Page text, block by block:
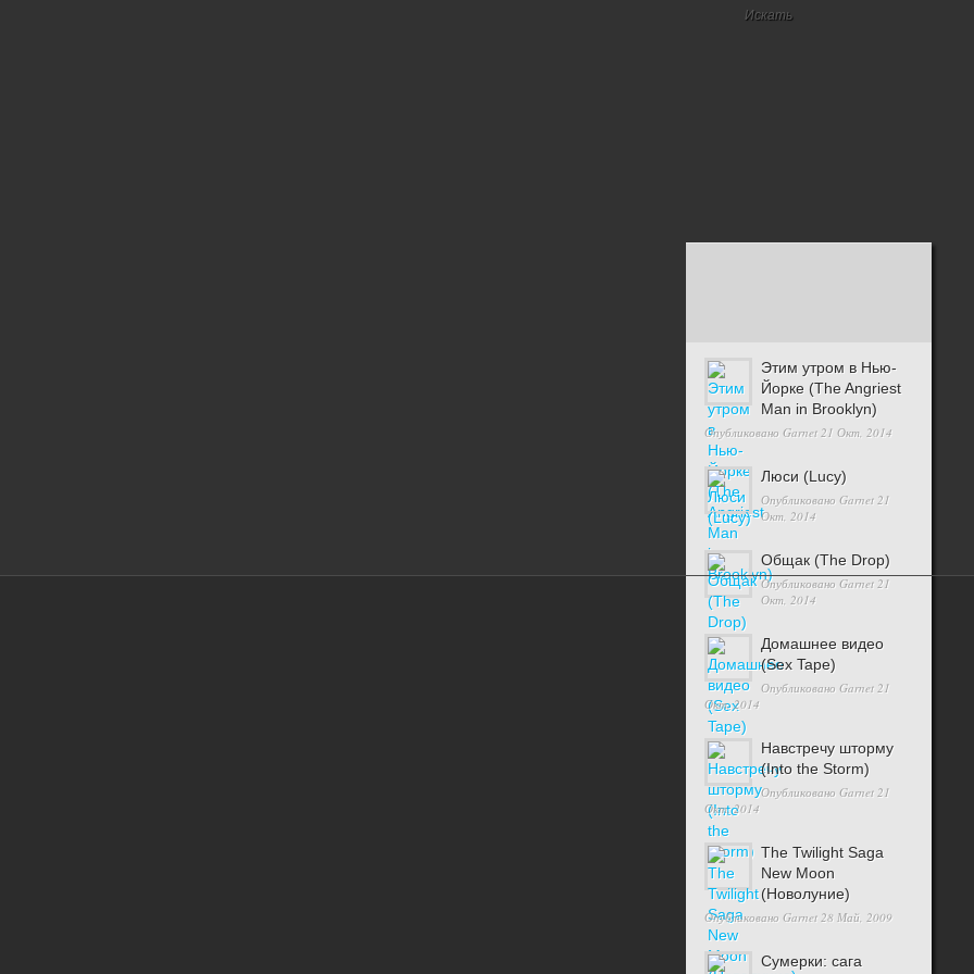
Этим утром в Нью-
Йорке (The Angriest
Man in Brooklyn)
Опубликовано Garnet21 Окт, 2014
Люси (Lucy)
Опубликовано Garnet21
Окт, 2014
Общак (The Drop)
Опубликовано Garnet21
Окт, 2014
Домашнее видео
(Sex Tape)
Опубликовано Garnet21
Окт, 2014
Навстречу шторму
(Into the Storm)
Опубликовано Garnet21
Окт, 2014
The Twilight Saga
New Moon
(Новолуние)
Опубликовано Garnet28 Май, 2009
Сумерки: cага
©2026Трейлеры к фильмам